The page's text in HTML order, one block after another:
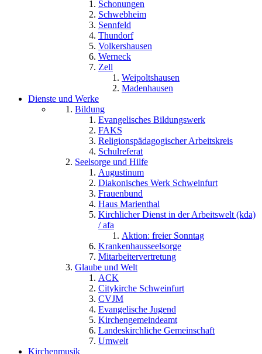
Schonungen
Schwebheim
Sennfeld
Thundorf
Volkershausen
Werneck
Zell
Weipoltshausen
Madenhausen
Dienste und Werke
Bildung
Evangelisches Bildungswerk
FAKS
Religionspädagogischer Arbeitskreis
Schulreferat
Seelsorge und Hilfe
Augustinum
Diakonisches Werk Schweinfurt
Frauenbund
Haus Marienthal
Kirchlicher Dienst in der Arbeitswelt (kda)
/ afa
Aktion: freier Sonntag
Krankenhausseelsorge
Mitarbeitervertretung
Glaube und Welt
ACK
Citykirche Schweinfurt
CVJM
Evangelische Jugend
Kirchengemeindeamt
Landeskirchliche Gemeinschaft
Umwelt
Kirchenmusik